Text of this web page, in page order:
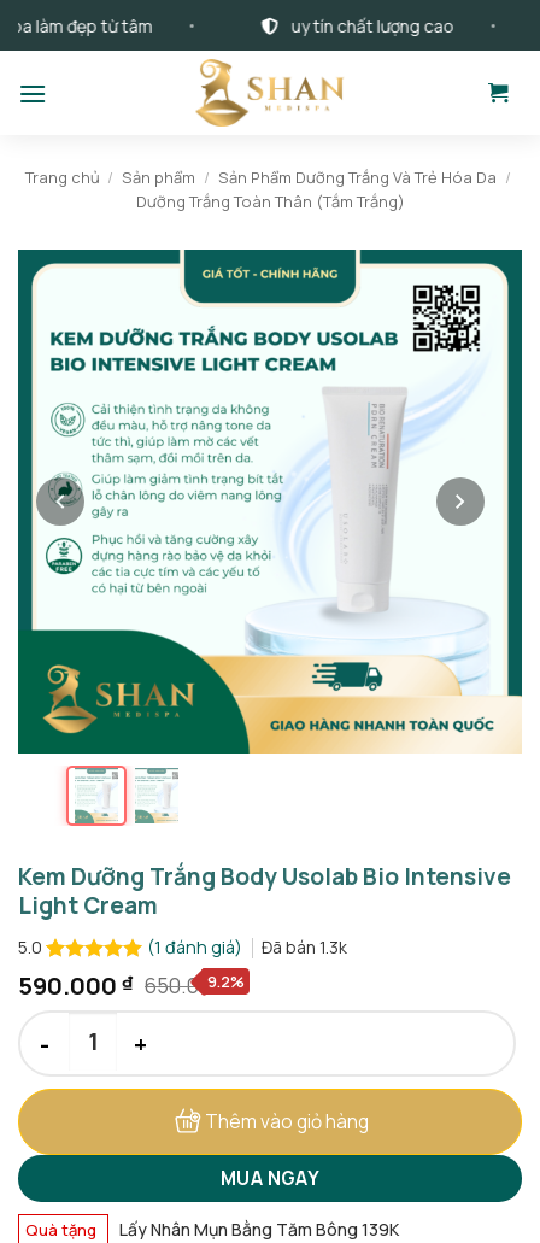
dung
làm đẹp từ tâm uy tín chất lượng cao
Trang chủ / Sản phẩm / Sản Phẩm Dưỡng Trắng Và Trẻ Hóa Da /
Dưỡng Trắng Toàn Thân (Tắm Trắng)
Kem Dưỡng Trắng Body Usolab Bio Intensive
Light Cream
5.0
5.0 trên 5
dựa trên
1
(1 đánh giá) Đã bán 1.3k
650.000₫
Giá
là:
590.000 ₫
Giá
tại
590.000 ₫.
9.2%
Thêm vào giỏ hàng
MUA NGAY
Quà tặng Lấy Nhân Mụn Bằng Tăm Bông 139K